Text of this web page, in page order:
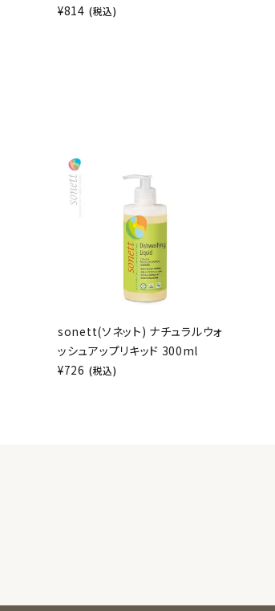
¥814 (税込)
sonett(ソネット) ナチュラルウォ
ッシュアップリキッド 300ml
¥726 (税込)